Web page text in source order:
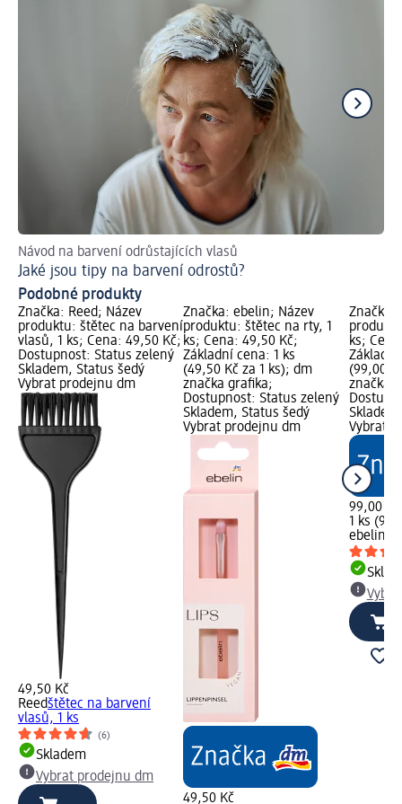
Návod na barvení odrůstajících vlasů
Jaké jsou tipy na barvení odrostů?
Podobné produkty
Značka: Reed; Název
produktu: štětec na barvení
vlasů, 1 ks; Cena: 49,50 Kč;
Dostupnost: Status zelený
Skladem, Status šedý
Vybrat prodejnu dm
49,50 Kč
Reedštětec na barvení
vlasů, 1 ks
(6)
Skladem
Vybrat prodejnu dm
Značka: ebelin; Název
produktu: štětec na rty, 1
ks; Cena: 49,50 Kč;
Základní cena: 1 ks
(49,50 Kč za 1 ks); dm
značka grafika;
Dostupnost: Status zelený
Skladem, Status šedý
Vybrat prodejnu dm
49,50 Kč
Značka:
ks;
Základní
(99,00
značka
Vybrat
99,00 Kč
1 ks
ebelin